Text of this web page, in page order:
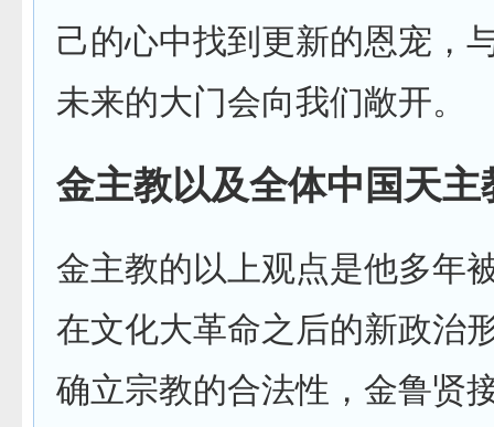
己的心中找到更新的恩宠，
未来的大门会向我们敞开。
金主教以及全体中国天
金主教的以上观点是他多年
在文化大革命之后的新政治
确立宗教的合法性，金鲁贤